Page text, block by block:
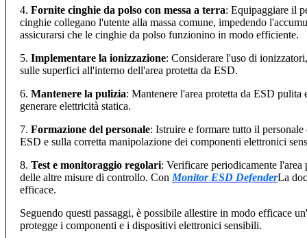
4. Fornite cinghie da polso con messa a terra: Equipaggiare il
cinghie collegano l'utente alla massa comune, impedendo
assicurarsi che le cinghie da polso funzionino in modo efficiente.
5. Implementare la ionizzazione: Considerare l'uso di
sulle superfici all'interno dell'area protetta da ESD.
6. Mantenere la pulizia: Mantenere l'area protetta da ESD
generare elettricità statica.
7. Formazione del personale: Istruire e formare tutto il
ESD e sulla corretta manipolazione dei componenti elettronici
8. Test e monitoraggio regolari: Verificare periodicamente
delle altre misure di controllo. Con Monitor ESD DefenderLa
efficace.
Seguendo questi passaggi, è possibile allestire in modo efficace
protegge i componenti e i dispositivi elettronici sensibili.